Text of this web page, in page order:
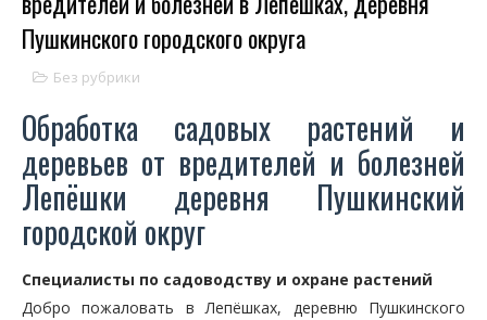
Пушкинского городского округа
Без рубрики
Обработка садовых растений и
деревьев от вредителей и болезней
Лепёшки деревня Пушкинский
городской округ
Специалисты по садоводству и охране растений
Добро пожаловать в Лепёшках, деревню Пушкинского